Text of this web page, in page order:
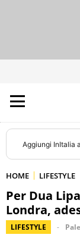
Aggiungi InItalia
HOME LIFESTYLE
Per Dua
Londra,
LIFESTYLE